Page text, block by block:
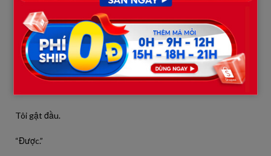
Câu trả lời thẳng.
Không né.
Không sợ.
Tôi gật đầu.
“Được.”